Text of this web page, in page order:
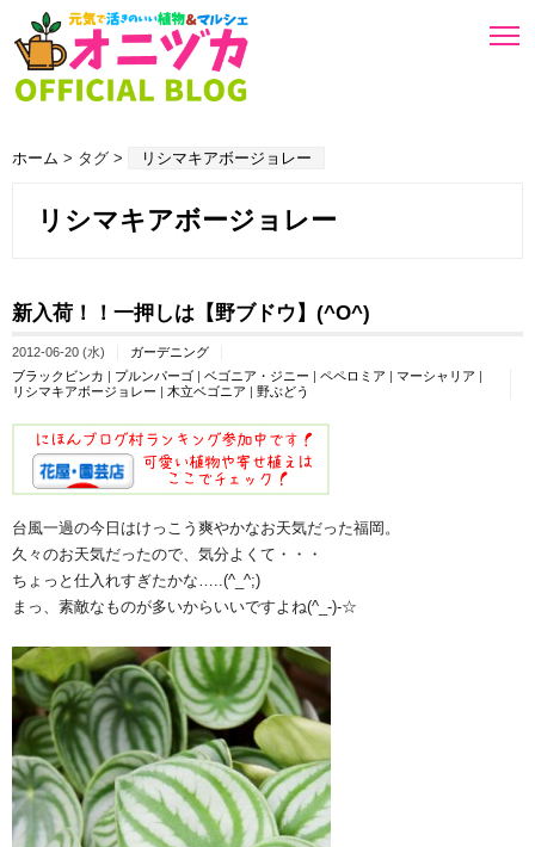
ホーム > タグ > リシマキアボージョレー
リシマキアボージョレー
新入荷！！一押しは【野ブドウ】(^O^)
2012-06-20 (水)
ガーデニング
ブラックビンカ | プルンパーゴ | ベゴニア・ジニー | ペペロミア | マーシャリア |
リシマキアボージョレー | 木立ベゴニア | 野ぶどう
台風一過の今日はけっこう爽やかなお天気だった福岡。
久々のお天気だったので、気分よくて・・・
ちょっと仕入れすぎたかな…..(^_^;)
まっ、素敵なものが多いからいいですよね(^_-)-☆